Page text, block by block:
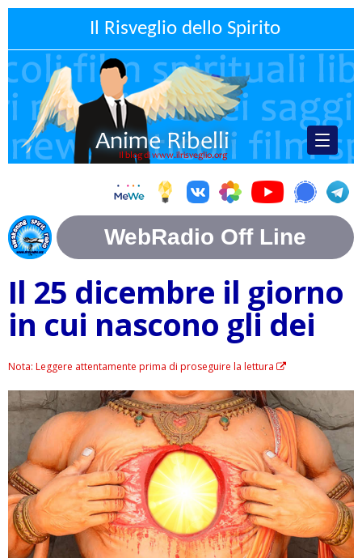
Il Risveglio dello Spirito
Il 25 dicembre il giorno
in cui nascono gli dei
Nota: Leggere attentamente prima di proseguire la lettura